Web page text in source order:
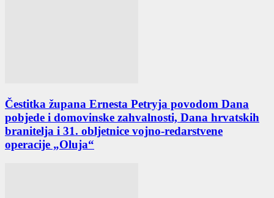
Čestitka župana Ernesta Petryja povodom Dana
pobjede i domovinske zahvalnosti, Dana hrvatskih
branitelja i 31. obljetnice vojno-redarstvene
operacije „Oluja“